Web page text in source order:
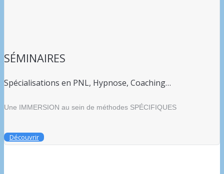
SÉMINAIRES
Spécialisations en PNL, Hypnose, Coaching…
Une IMMERSION au sein de méthodes SPÉCIFIQUES
Découvrir